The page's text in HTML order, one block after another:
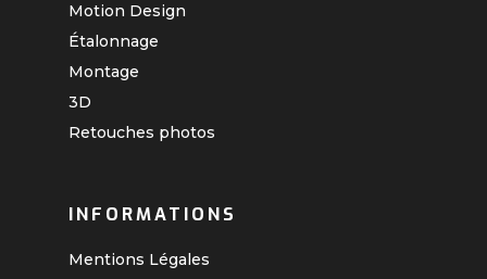
Motion Design
Étalonnage
Montage
3D
Retouches photos
INFORMATIONS
Mentions Légales